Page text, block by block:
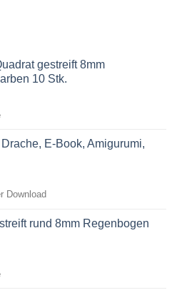
gestreift 8mm
10 Stk.
E-Book, Amigurumi,
Download
rund 8mm Regenbogen